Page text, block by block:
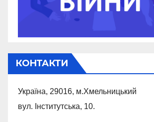
КОНТАКТИ
Україна, 29016, м.Хмельницький
вул. Інститутська, 10.